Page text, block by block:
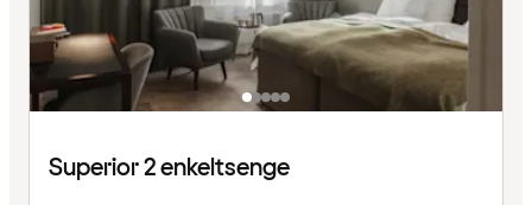
Superior 2 enkeltsenge